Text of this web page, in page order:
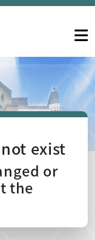
exist
or
the